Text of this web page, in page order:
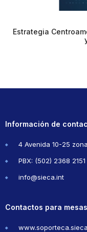
Estrategia
Información de
4 Avenida 10-25
PBX: (502) 2368 2151
info@sieca.int
Contactos para